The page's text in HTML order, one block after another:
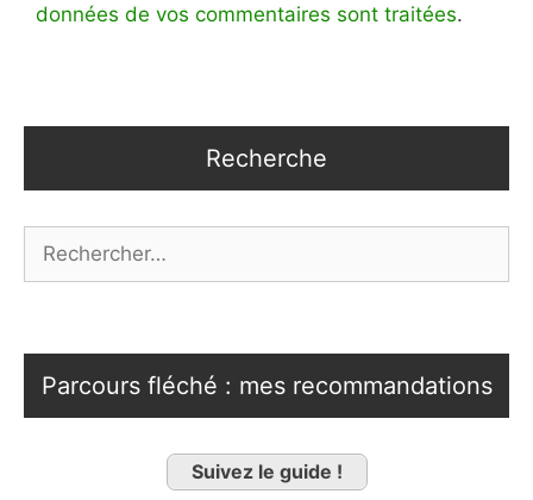
données de vos commentaires sont traitées.
Recherche
Parcours fléché : mes recommandations
Suivez le guide !